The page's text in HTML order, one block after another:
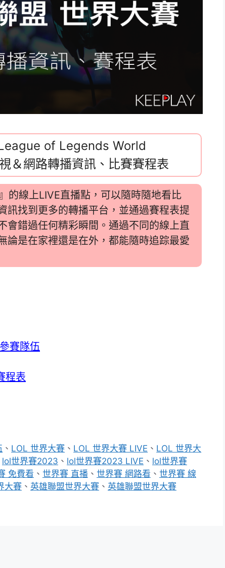
of Legends World
＆網路轉播資訊、比賽賽程表
的線上LIVE直播點，可以隨時隨地看比
訊找到更多的轉播平台，並通過賽程表提
會錯過任何精彩瞬間。通過不同的線上直
論是在家裡還是在外，都能隨時追踪最愛
賽隊伍
程表
、 LOL 世界大賽 、 LOL 世界大賽 LIVE 、 LOL 世界大
lol世界賽2023 、 lol世界賽2023 LIVE 、 lol世界賽
免費看 、 世界賽 直播 、 世界賽 網路看 、 世界賽 線
大賽 、 英雄聯盟世界大賽 、 英雄聯盟世界大賽